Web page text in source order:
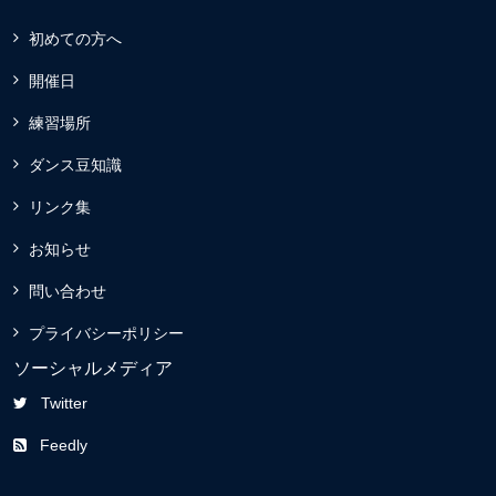
初めての方へ
開催日
練習場所
ダンス豆知識
リンク集
お知らせ
問い合わせ
プライバシーポリシー
ソーシャルメディア
Twitter
Feedly